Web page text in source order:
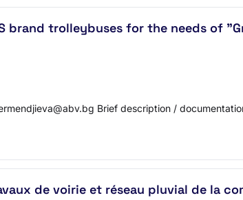
brand trolleybuses for the needs of
Brief description /
de voirie et réseau pluvial de la